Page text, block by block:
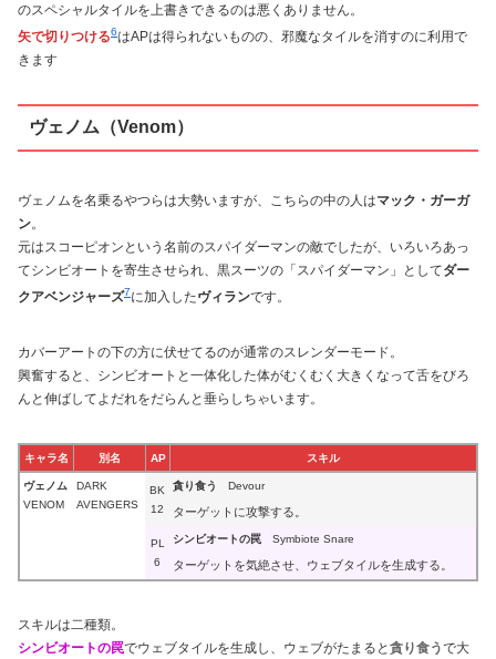
のスペシャルタイルを上書きできるのは悪くありません。
矢で切りつける6はAPは得られないものの、邪魔なタイルを消すのに利用で
きます
ヴェノム（Venom）
ヴェノムを名乗るやつらは大勢いますが、こちらの中の人はマック・ガーガ
ン。
元はスコーピオンという名前のスパイダーマンの敵でしたが、いろいろあっ
てシンビオートを寄生させられ、黒スーツの「スパイダーマン」としてダー
クアベンジャーズ7に加入したヴィランです。
カバーアートの下の方に伏せてるのが通常のスレンダーモード。
興奮すると、シンビオートと一体化した体がむくむく大きくなって舌をびろ
んと伸ばしてよだれをだらんと垂らしちゃいます。
キャラ名 別名 AP スキル
ヴェノム
VENOM
DARK
AVENGERS
BK
12
貪り食う Devour
ターゲットに攻撃する。
PL
6
シンビオートの罠 Symbiote Snare
ターゲットを気絶させ、ウェブタイルを生成する。
スキルは二種類。
シンビオートの罠でウェブタイルを生成し、ウェブがたまると 貪り食うで大